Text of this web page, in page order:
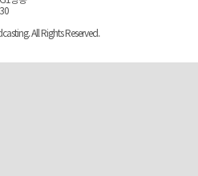
All Rights Reserved.